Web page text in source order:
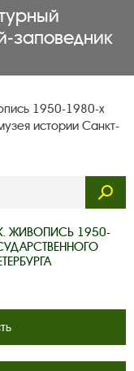
1950-1980-х
истории Санкт-
ЖИВОПИСЬ 1950-